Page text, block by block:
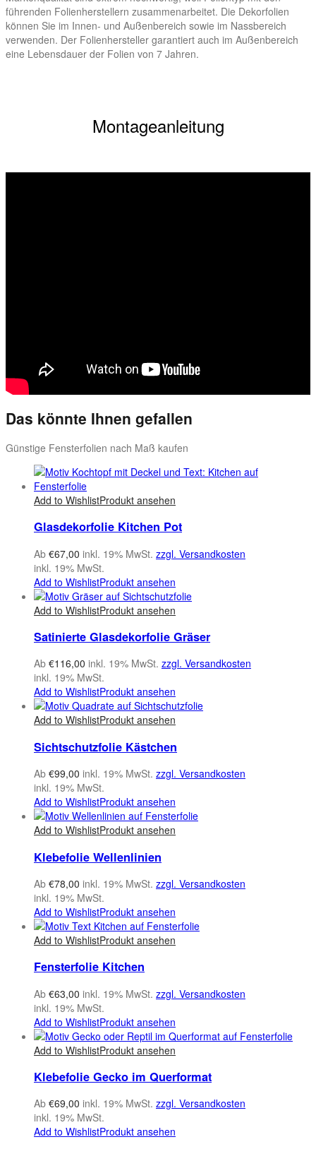
führenden Folienherstellern zusammenarbeitet. Die Dekorfolien
können Sie im Innen- und Außenbereich sowie im Nassbereich
verwenden. Der Folienhersteller garantiert auch im Außenbereich
eine Lebensdauer der Folien von 7 Jahren.
Montageanleitung
Das könnte Ihnen gefallen
Günstige Fensterfolien nach Maß kaufen
Add to WishlistProdukt ansehen
Glasdekorfolie Kitchen Pot
Ab €67,00 inkl. 19% MwSt. zzgl. Versandkosten
inkl. 19% MwSt.
Add to WishlistProdukt ansehen
Add to WishlistProdukt ansehen
Satinierte Glasdekorfolie Gräser
Ab €116,00 inkl. 19% MwSt. zzgl. Versandkosten
inkl. 19% MwSt.
Add to WishlistProdukt ansehen
Add to WishlistProdukt ansehen
Sichtschutzfolie Kästchen
Ab €99,00 inkl. 19% MwSt. zzgl. Versandkosten
inkl. 19% MwSt.
Add to WishlistProdukt ansehen
Add to WishlistProdukt ansehen
Klebefolie Wellenlinien
Ab €78,00 inkl. 19% MwSt. zzgl. Versandkosten
inkl. 19% MwSt.
Add to WishlistProdukt ansehen
Add to WishlistProdukt ansehen
Fensterfolie Kitchen
Ab €63,00 inkl. 19% MwSt. zzgl. Versandkosten
inkl. 19% MwSt.
Add to WishlistProdukt ansehen
Add to WishlistProdukt ansehen
Klebefolie Gecko im Querformat
Ab €69,00 inkl. 19% MwSt. zzgl. Versandkosten
inkl. 19% MwSt.
Add to WishlistProdukt ansehen